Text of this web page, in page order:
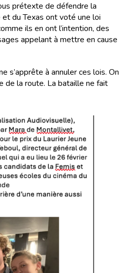
prétexte de défendre la
du Texas ont voté une loi
ils en ont l’intention, des
appelant à mettre en cause
s’apprête à annuler ces lois. On
de la route. La bataille ne fait